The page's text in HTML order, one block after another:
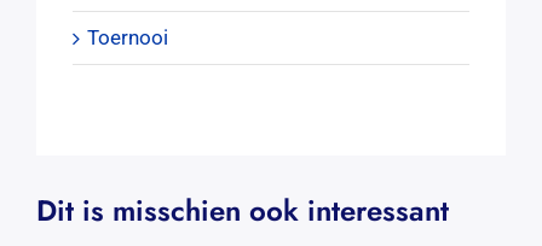
Toernooi
Dit is misschien ook interessant